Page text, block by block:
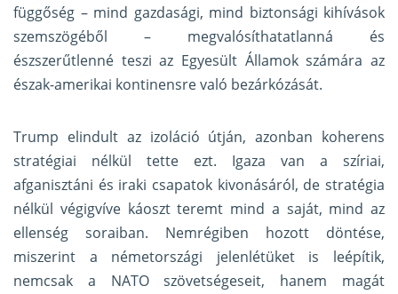
függőség – mind gazdasági, mind biztonsági kihívások
szemszögéből – megvalósíthatatlanná és
észszerűtlenné teszi az Egyesült Államok számára az
észak-amerikai kontinensre való bezárkózását.
Trump elindult az izoláció útján, azonban koherens
stratégiai nélkül tette ezt. Igaza van a szíriai,
afganisztáni és iraki csapatok kivonásáról, de stratégia
nélkül végigvíve káoszt teremt mind a saját, mind az
ellenség soraiban. Nemrégiben hozott döntése,
miszerint a németországi jelenlétüket is leépítik,
nemcsak a NATO szövetségeseit, hanem magát